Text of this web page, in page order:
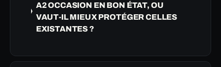
A2 OCCASION EN BON ÉTAT, OU
VAUT-IL MIEUX PROTÉGER CELLES
EXISTANTES ?